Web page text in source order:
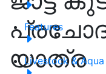
Features
Livestock & Aqua
യാത്ര